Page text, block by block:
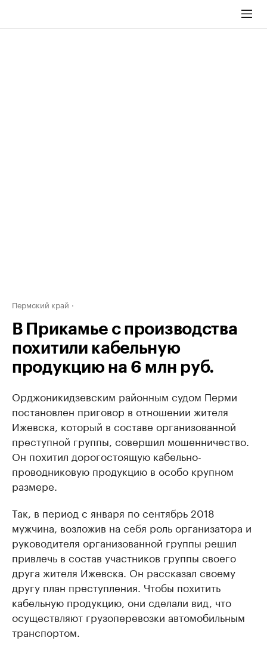
Пермский край
В Прикамье с производства
похитили кабельную
продукцию на 6 млн руб.
Орджоникидзевским районным судом Перми
постановлен приговор в отношении жителя
Ижевска, который в составе организованной
преступной группы, совершил мошенничество.
Он похитил дорогостоящую кабельно-
проводниковую продукцию в особо крупном
размере.
Так, в период с января по сентябрь 2018
мужчина, возложив на себя роль организатора и
руководителя организованной группы решил
привлечь в состав участников группы своего
друга жителя Ижевска. Он рассказал своему
другу план преступления. Чтобы похитить
кабельную продукцию, они сделали вид, что
осуществляют грузоперевозки автомобильным
транспортом.